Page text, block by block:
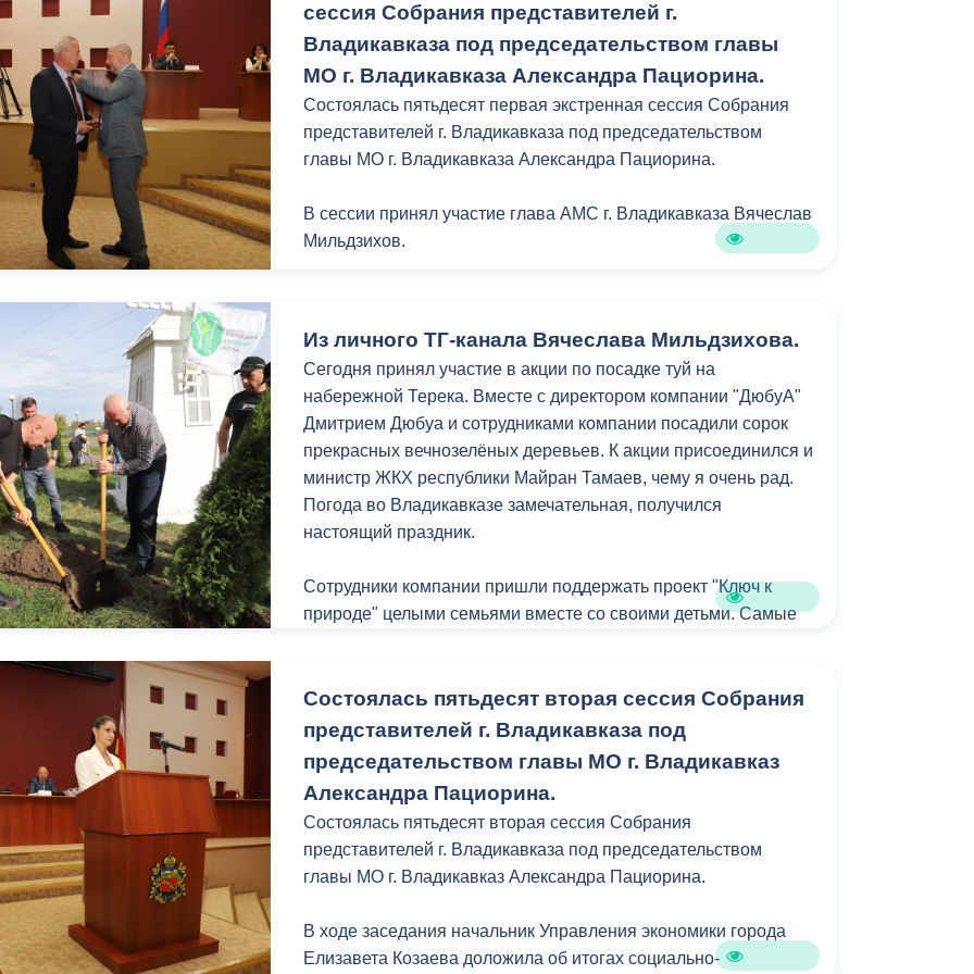
Работаем над обновлением зеленого фонд Владикавказа. На
2,5 млн. будут закуплены зеленые насаждения, в том числе
300 розовых магнолий, среди других деревьев: черемуха
«канзан», декоративная груша, кипарисы, ликвидамбр. Ранее
руководством МБУК «Радуга» было закуплено и высажено на
содействии Министерства природных ресурсов и экологии
сессия Собрания представителей г.
Владикавказа под председательством главы
МО г. Владикавказа Александра Пациорина.
Состоялась пятьдесят первая экстренная сессия Собрания
представителей г. Владикавказа под председательством
главы МО г. Владикавказа Александра Пациорина.
В сессии принял участие глава АМС г. Владикавказа Вячеслав
Мильдзихов.
Промышленного района Годердзи Габараеву.
Первым пунктом гордума рассмотрела вопрос о передаче в
государственную собственность РСО-А недвижимого
имущества по адресу проспект Мира, 23.
По второму вопросу: «О принятии государственного
имущества в муниципальную собственность г. Владикавказ
доложил также начальник Управления муниципального
имущества и земельных ресурсов АМС г. Владикавказа Марк
По обоим заявленным вопросам депутаты единогласно
проголосовали положительно.
Из личного ТГ-канала Вячеслава Мильдзихова.
Сегодня принял участие в акции по посадке туй на
набережной Терека. Вместе с директором компании "ДюбуА"
Дмитрием Дюбуа и сотрудниками компании посадили сорок
прекрасных вечнозелёных деревьев. К акции присоединился и
министр ЖКХ республики Майран Тамаев, чему я очень рад.
Погода во Владикавказе замечательная, получился
настоящий праздник.
Сотрудники компании пришли поддержать проект "Ключ к
природе" целыми семьями вместе со своими детьми. Самые
руководство к действию. Любовь к своему городу так и
воспитывается.
Акция – это ещё один пример совместной работы городской
администрации и социально ориентированного бизнеса.
Хотелось бы, чтобы такие инициативы стали примером для
других предпринимателей и горожан, и во Владикавказе
появились фамильные, семейные и корпоративные аллеи.
горожан.
Состоялась пятьдесят вторая сессия Собрания
представителей г. Владикавказа под
председательством главы МО г. Владикавказ
Александра Пациорина.
Состоялась пятьдесят вторая сессия Собрания
представителей г. Владикавказа под председательством
главы МО г. Владикавказ Александра Пациорина.
В ходе заседания начальник Управления экономики города
Елизавета Козаева доложила об итогах социально-